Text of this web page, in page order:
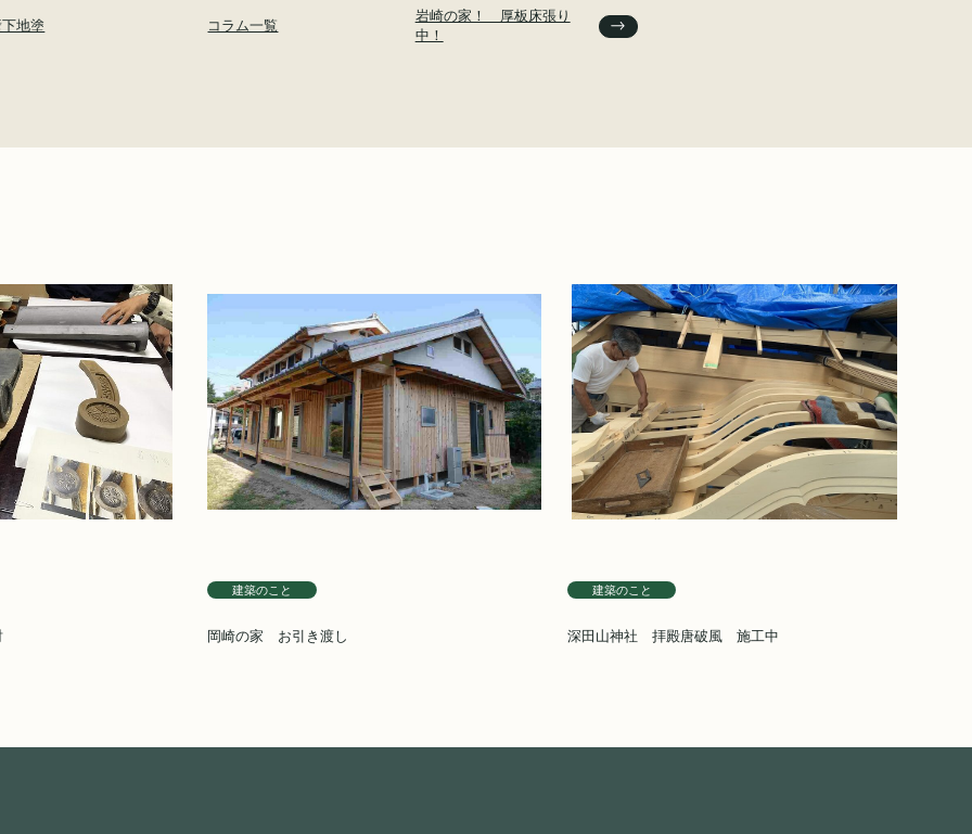
地塗 コラム一覧
岩崎の家！ 厚板床張り
中！
建築のこと
岡崎の家 お引き渡し
建築のこと
深田山神社 拝殿唐破風 施工中